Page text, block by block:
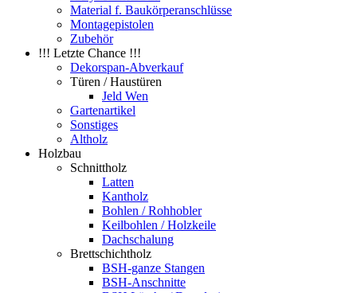
Material f. Baukörperanschlüsse
Montagepistolen
Zubehör
!!! Letzte Chance !!!
Dekorspan-Abverkauf
Türen / Haustüren
Jeld Wen
Gartenartikel
Sonstiges
Altholz
Holzbau
Schnittholz
Latten
Kantholz
Bohlen / Rohhobler
Keilbohlen / Holzkeile
Dachschalung
Brettschichtholz
BSH-ganze Stangen
BSH-Anschnitte